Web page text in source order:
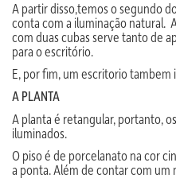
A partir disso,temos o segundo
conta com a iluminação natural.
com duas cubas serve tanto de
para o escritório.
E, por fim, um escritorio
A PLANTA
A planta é retangular, portanto,
iluminados.
O piso é de porcelanato na cor
a ponta. Além de contar com